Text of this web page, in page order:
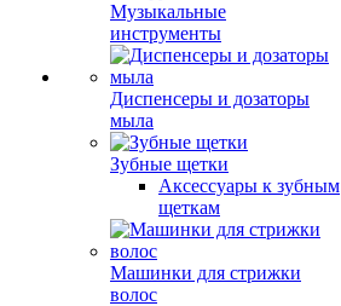
Музыкальные
инструменты
Диспенсеры и дозаторы
мыла
Зубные щетки
Аксессуары к зубным
щеткам
Машинки для стрижки
волос